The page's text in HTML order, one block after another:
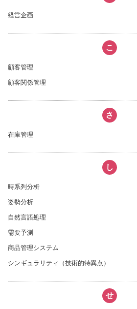
経営企画
こ
顧客管理
顧客関係管理
さ
在庫管理
し
時系列分析
姿勢分析
自然言語処理
需要予測
商品管理システム
シンギュラリティ（技術的特異点）
せ